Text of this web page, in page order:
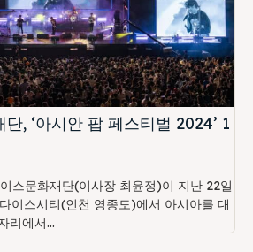
, ‘아시안 팝 페스티벌 2024’ 1
스문화재단(이사장 최윤정)이 지난 22일
이스시티(인천 영종도)에서 아시아를 대
리에서...